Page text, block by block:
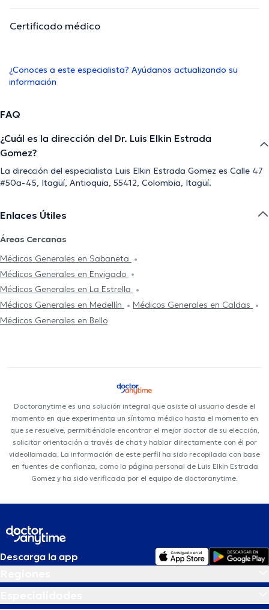
Certificado médico
¿Conoces a este especialista? Ayúdanos actualizando su
información
FAQ
¿Cuál es la dirección del Dr. Luis Elkin Estrada
Gomez?
La dirección del especialista Luis Elkin Estrada Gomez es Calle 47
#50a-45, Itagüí, Antioquia, 55412, Colombia, Itagüí.
Enlaces Útiles
Áreas Cercanas
Médicos Generales en Sabaneta
Médicos Generales en Envigado
Médicos Generales en La Estrella
Médicos Generales en Medellín
Médicos Generales en Caldas
Médicos Generales en Bello
Doctoranytime es una solución integral que asiste al usuario desde el
momento en que experimenta un síntoma médico hasta el momento en
que se resuelve, permitiéndole encontrar el mejor doctor de su elección,
solicitar orientación a través de chat y hablar directamente con él por
videollamada. La información de este perfil ha sido recopilada con base
en fuentes de confianza, como la página personal de Luis Elkin Estrada
Gomez y ha sido verificada por el equipo de doctoranytime.
Descarga la app